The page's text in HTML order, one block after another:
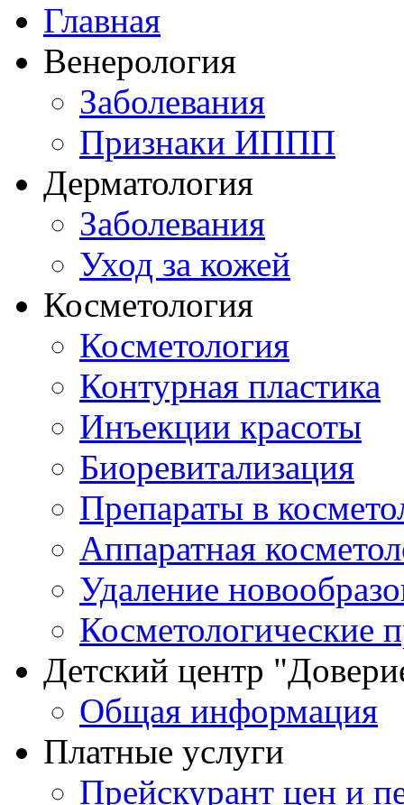
Главная
Венерология
Заболевания
Признаки ИППП
Дерматология
Заболевания
Уход за кожей
Косметология
Косметология
Контурная пластика
Инъекции красоты
Биоревитализация
Препараты в
Аппаратная
Удаление
Косметологические
Детский центр
Общая информация
Платные услуги
Прейскурант цен и